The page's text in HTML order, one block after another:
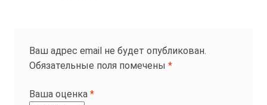
Ваш адрес email не будет опубликован.
Обязательные поля помечены *
Ваша оценка *